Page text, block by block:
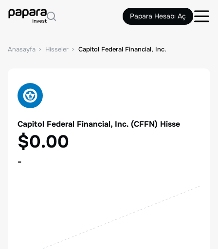
Papara Hesabı Aç
Anasayfa Hisseler Capitol Federal Financial, Inc.
Capitol Federal Financial, Inc. (CFFN) Hisse
$0.00
-